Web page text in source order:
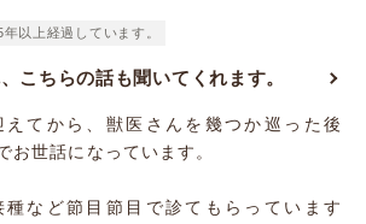
以上経過しています。
こちらの話も聞いてくれます。
てから、獣医さんを幾つか巡った後
お世話になっています。
など節目節目で診てもらっています